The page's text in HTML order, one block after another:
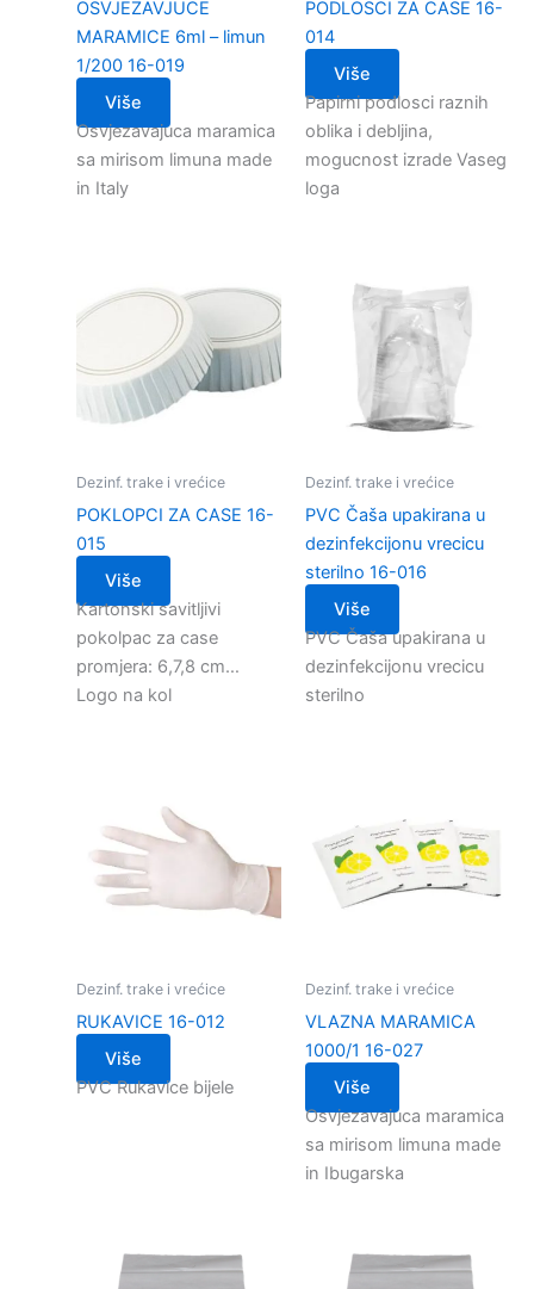
OSVJEZAVJUCE
MARAMICE 6ml – limun
1/200 16-019
Više
Osvjezavajuca maramica
sa mirisom limuna made
in Italy
PODLOSCI ZA CASE 16-
014
Više
Papirni podlosci raznih
oblika i debljina,
mogucnost izrade Vaseg
loga
Dezinf. trake i vrećice
POKLOPCI ZA CASE 16-
015
Više
Kartonski savitljivi
pokolpac za case
promjera: 6,7,8 cm…
Logo na kol
Dezinf. trake i vrećice
PVC Čaša upakirana u
dezinfekcijonu vrecicu
sterilno 16-016
Više
PVC Čaša upakirana u
dezinfekcijonu vrecicu
sterilno
Dezinf. trake i vrećice
RUKAVICE 16-012
Više
PVC Rukavice bijele
Dezinf. trake i vrećice
VLAZNA MARAMICA
1000/1 16-027
Više
Osvjezavajuca maramica
sa mirisom limuna made
in Ibugarska